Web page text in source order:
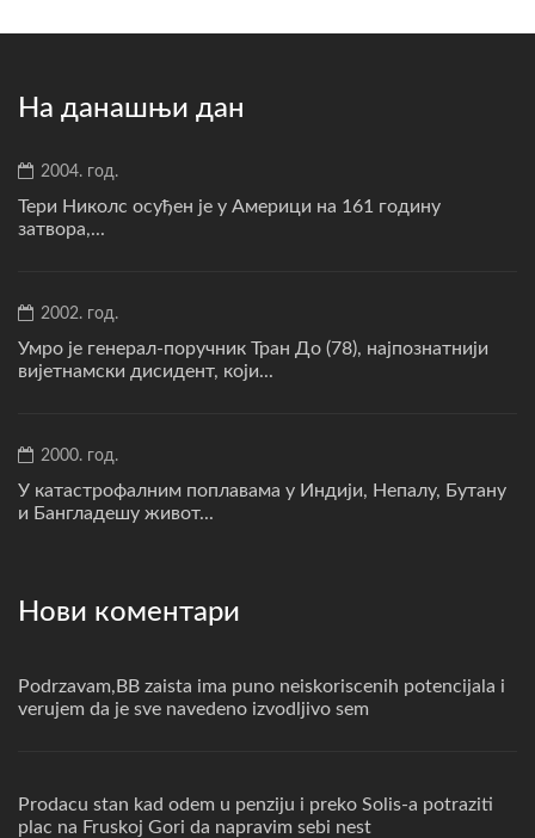
На данашњи дан
2004. год.
Тери Николс осуђен је у Америци на 161 годину
затвора,...
2002. год.
Умро је генерал-поручник Тран До (78), најпознатнији
вијетнамски дисидент, који...
2000. год.
У катастрофалним поплавама у Индији, Непалу, Бутану
и Бангладешу живот...
Нови коментари
Podrzavam,BB zaista ima puno neiskoriscenih potencijala i
verujem da je sve navedeno izvodljivo sem
Prodacu stan kad odem u penziju i preko Solis-a potraziti
plac na Fruskoj Gori da napravim sebi nest